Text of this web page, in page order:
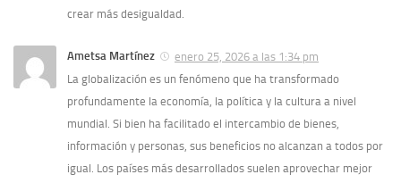
crear más desigualdad.
Ametsa Martínez
enero 25, 2026 a las 1:34 pm
La globalización es un fenómeno que ha transformado
profundamente la economía, la política y la cultura a nivel
mundial. Si bien ha facilitado el intercambio de bienes,
información y personas, sus beneficios no alcanzan a todos por
igual. Los países más desarrollados suelen aprovechar mejor